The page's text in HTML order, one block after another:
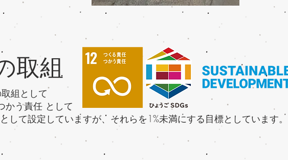
取組
組として
かう責任 として
して設定していますが、それらを1%未満にする目標としています。